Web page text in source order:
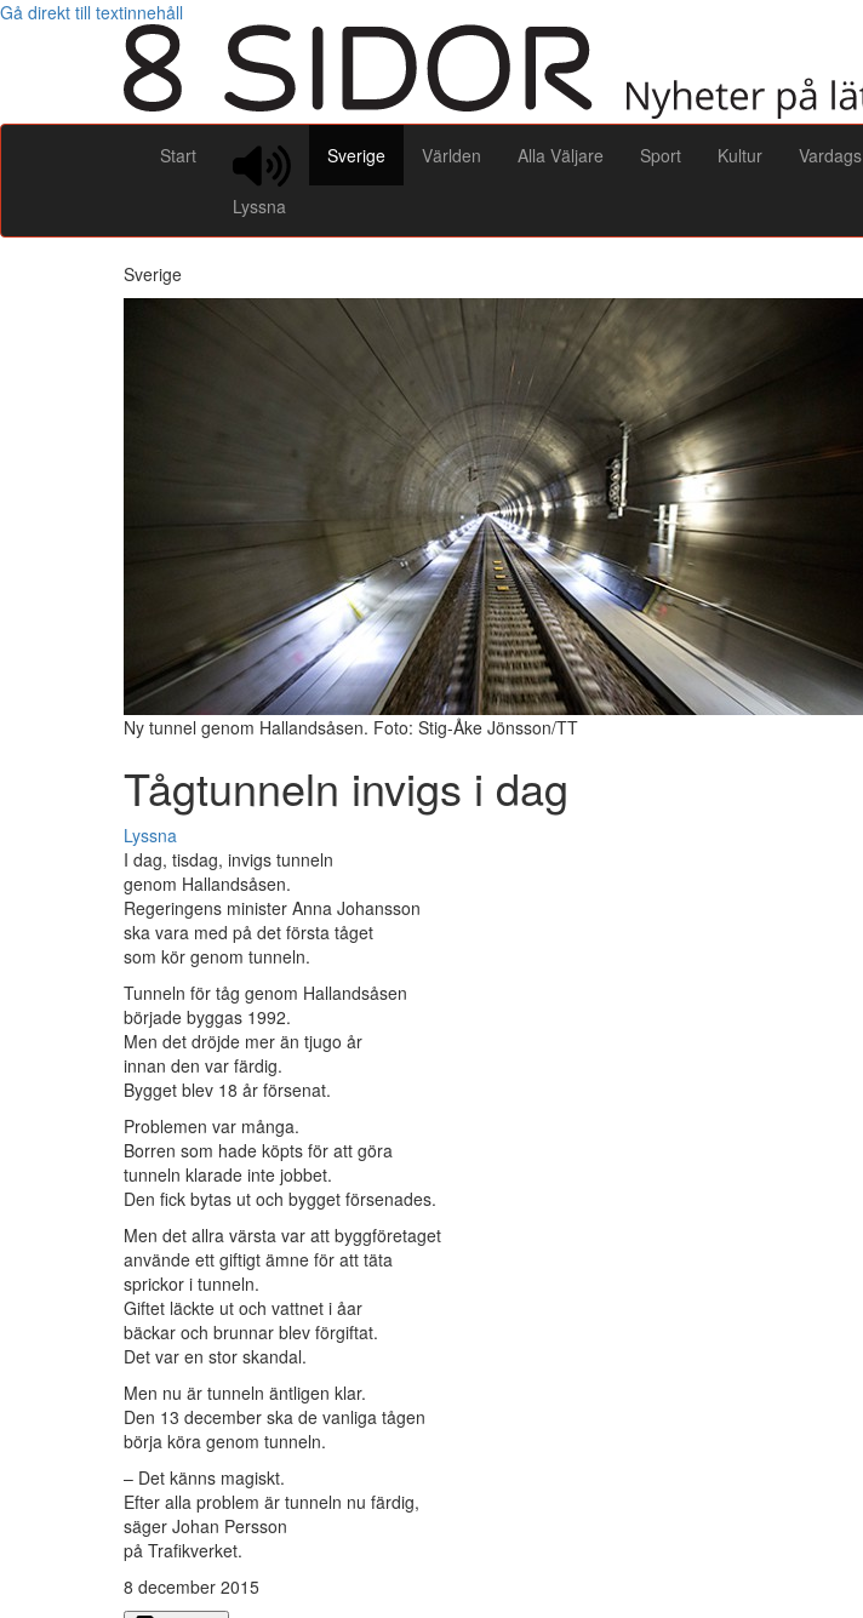
Gå direkt till textinnehåll
Start
Lyssna
Sverige Världen Alla Väljare Sport Kultur Vardags
Sverige
Ny tunnel genom Hallandsåsen. Foto: Stig-Åke Jönsson/TT
Tågtunneln invigs i dag
Lyssna
I dag, tisdag, invigs tunneln
genom Hallandsåsen.
Regeringens minister Anna Johansson
ska vara med på det första tåget
som kör genom tunneln.
Tunneln för tåg genom Hallandsåsen
började byggas 1992.
Men det dröjde mer än tjugo år
innan den var färdig.
Bygget blev 18 år försenat.
Problemen var många.
Borren som hade köpts för att göra
tunneln klarade inte jobbet.
Den fick bytas ut och bygget försenades.
Men det allra värsta var att byggföretaget
använde ett giftigt ämne för att täta
sprickor i tunneln.
Giftet läckte ut och vattnet i åar
bäckar och brunnar blev förgiftat.
Det var en stor skandal.
Men nu är tunneln äntligen klar.
Den 13 december ska de vanliga tågen
börja köra genom tunneln.
– Det känns magiskt.
Efter alla problem är tunneln nu färdig,
säger Johan Persson
på Trafikverket.
8 december 2015